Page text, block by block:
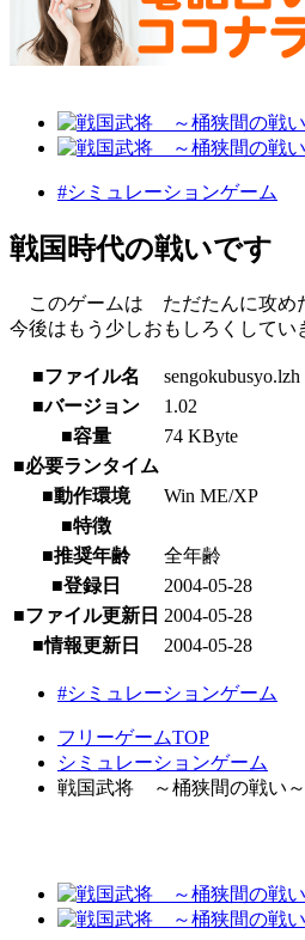
#シミュレーションゲーム
戦国時代の戦いです
このゲームは ただたんに攻め
今後はもう少しおもしろくしてい
■ファイル名
sengokubusyo.lzh
■バージョン
1.02
■容量
74 KByte
■必要ランタイム
■動作環境
Win ME/XP
■特徴
■推奨年齢
全年齢
■登録日
2004-05-28
■ファイル更新日 2004-05-28
■情報更新日
2004-05-28
#シミュレーションゲーム
フリーゲームTOP
シミュレーションゲーム
戦国武将 ～桶狭間の戦い～